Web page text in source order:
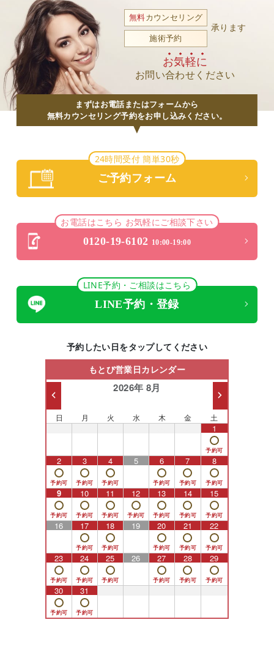
無料カウンセリング
施術予約
承ります
お気軽に
お問い合わせください
まずはお電話またはフォームから
無料カウンセリング予約をお申し込みください。
24時間受付 簡単30秒
ご予約フォーム
お電話はこちら お気軽にご相談下さい
0120-19-6102 10:00-19:00
LINE予約・ご相談はこちら
LINE予約・登録
予約したい日をタップしてください
もとび営業日カレンダー
2026年 8月
日 月 火 水 木 金 土
1
2 3 4 5 6 7 8
9 10 11 12 13 14 15
16 17 18 19 20 21 22
23 24 25 26 27 28 29
30 31